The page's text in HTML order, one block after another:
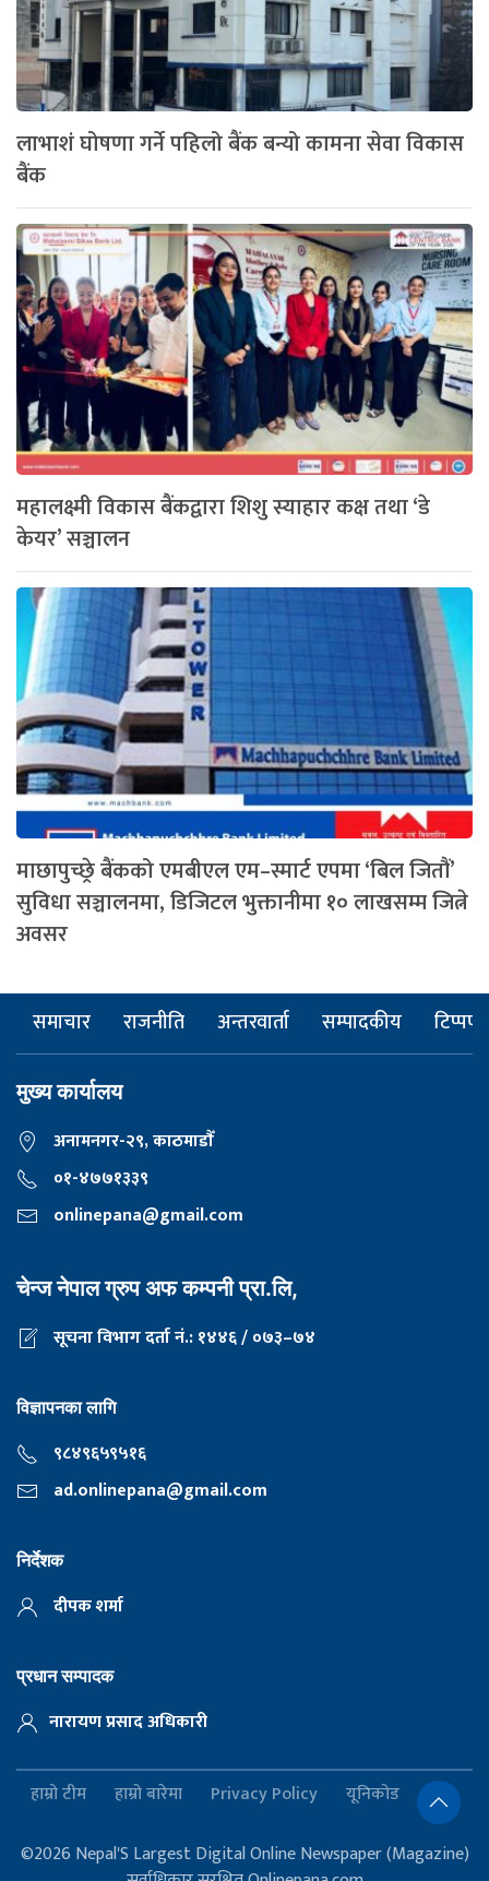
लाभाशं घोषणा गर्ने पहिलो बैंक बन्यो कामना सेवा विकास
बैंक
महालक्ष्मी विकास बैंकद्वारा शिशु स्याहार कक्ष तथा ‘डे
केयर’ सञ्चालन
माछापुच्छ्रे बैंकको एमबीएल एम–स्मार्ट एपमा ‘बिल जितौं’
सुविधा सञ्चालनमा, डिजिटल भुक्तानीमा १० लाखसम्म जित्ने
अवसर
समाचार राजनीति अन्तरवार्ता सम्पादकीय टिप्पणी
मुख्य कार्यालय
अनामनगर-२९, काठमाडाैँ
०१-४७७१३३९
onlinepana@gmail.com
चेन्ज नेपाल ग्रुप अफ कम्पनी प्रा.लि,
सूचना विभाग दर्ता नं.: १४४६ / ०७३–७४
विज्ञापनका लागि
९८४९६५९५१६
ad.onlinepana@gmail.com
निर्देशक
दीपक शर्मा
प्रधान सम्पादक
नारायण प्रसाद अधिकारी
हाम्रो टीम हाम्रो बारेमा Privacy Policy यूनिकोड
©2026 Nepal'S Largest Digital Online Newspaper (Magazine)